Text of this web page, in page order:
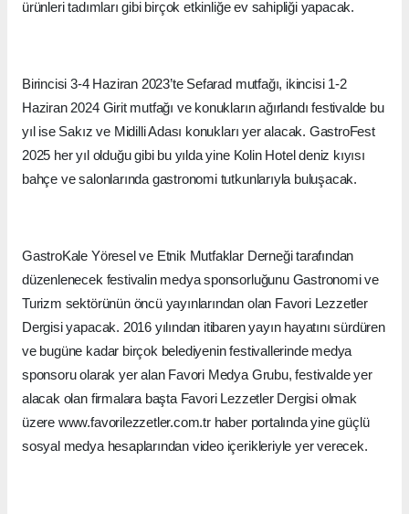
ürünleri tadımları gibi birçok etkinliğe ev sahipliği yapacak.
Birincisi 3-4 Haziran 2023’te Sefarad mutfağı, ikincisi 1-2
Haziran 2024 Girit mutfağı ve konukların ağırlandı festivalde bu
yıl ise Sakız ve Midilli Adası konukları yer alacak. GastroFest
2025 her yıl olduğu gibi bu yılda yine Kolin Hotel deniz kıyısı
bahçe ve salonlarında gastronomi tutkunlarıyla buluşacak.
GastroKale Yöresel ve Etnik Mutfaklar Derneği tarafından
düzenlenecek festivalin medya sponsorluğunu Gastronomi ve
Turizm sektörünün öncü yayınlarından olan Favori Lezzetler
Dergisi yapacak. 2016 yılından itibaren yayın hayatını sürdüren
ve bugüne kadar birçok belediyenin festivallerinde medya
sponsoru olarak yer alan Favori Medya Grubu, festivalde yer
alacak olan firmalara başta Favori Lezzetler Dergisi olmak
üzere www.favorilezzetler.com.tr haber portalında yine güçlü
sosyal medya hesaplarından video içerikleriyle yer verecek.